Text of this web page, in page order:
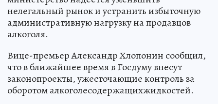
нелегальный рынок и устранить избыточную
административную нагрузку на продавцов
алкоголя.
Вице-премьер Александр Хлопонин сообщил,
что в ближайшее время в Госдуму внесут
законопроекты, ужесточающие контроль за
оборотом алкоголесодержащихжидкостей.